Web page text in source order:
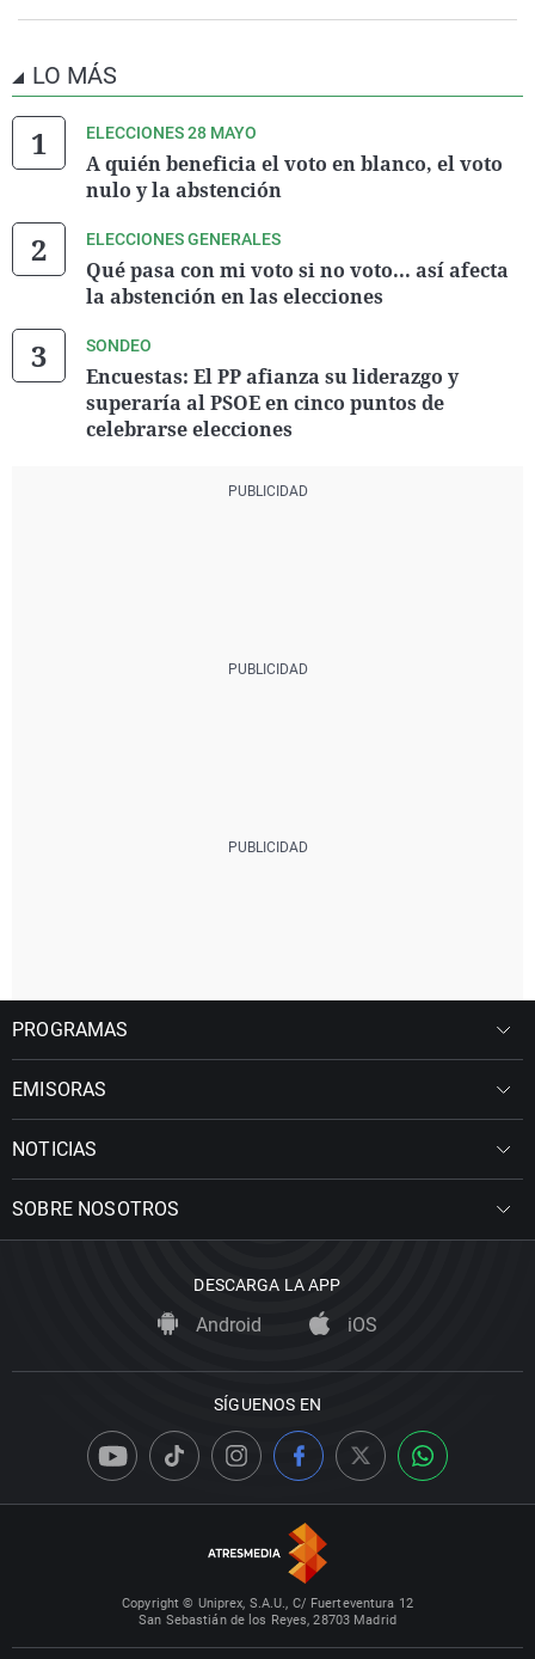
LO MÁS
ELECCIONES 28 MAYO
A quién beneficia el voto en blanco, el voto
nulo y la abstención
ELECCIONES GENERALES
Qué pasa con mi voto si no voto... así afecta
la abstención en las elecciones
SONDEO
Encuestas: El PP afianza su liderazgo y
superaría al PSOE en cinco puntos de
celebrarse elecciones
PROGRAMAS
EMISORAS
NOTICIAS
SOBRE NOSOTROS
DESCARGA LA APP
Android iOS
SÍGUENOS EN
Copyright © Uniprex, S.A.U., C/ Fuerteventura 12
San Sebastián de los Reyes, 28703 Madrid